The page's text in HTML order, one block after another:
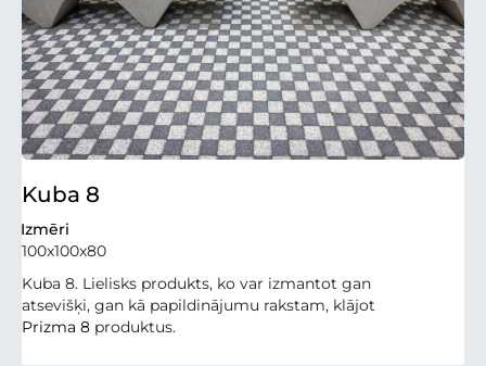
Kuba 8
Izmēri
100x100x80
Kuba 8. Lielisks produkts, ko var izmantot gan
atsevišķi, gan kā papildinājumu rakstam, klājot
Prizma 8 produktus.